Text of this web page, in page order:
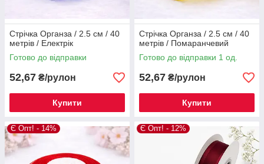
Стрічка Органза / 2.5 см / 40
метрів / Електрік
Готово до відправки
52,67 ₴/рулон
Купити
Стрічка Органза / 2.5 см / 40
метрів / Помаранчевий
Готово до відправки 1 од.
52,67 ₴/рулон
Купити
Є Опт! - 14% Є Опт! - 12%